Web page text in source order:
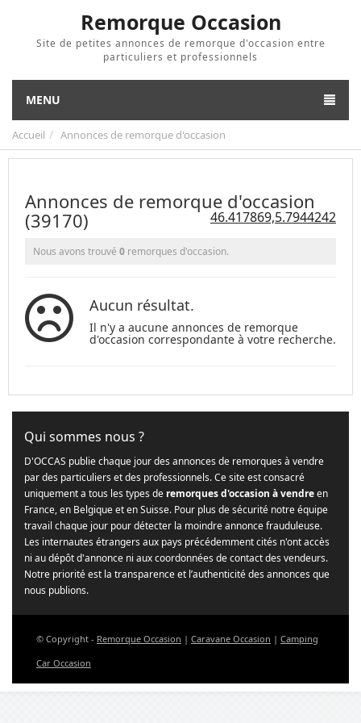
Remorque Occasion
Site de petites annonces de remorque d'occasion entre
particuliers et professionnels
MENU
Accueil Annonces de remorque d'occasion
Annonces de remorque d'occasion
(39170)
46.417869,5.7944242
Nous avons trouvé 0 remorques d'occasion.
Aucun résultat.
Il n'y a aucune annonces de remorque
d'occasion correspondante à votre recherche.
Qui sommes nous ?
D'OCCAS publie chaque jour des annonces de remorques à vendre
par des particuliers et des professionnels. Ce site est consacré
uniquement a tous les types de remorques d'occasion à vendreen
France, en Belgique et en Suisse. Pour plus de sécurité notre équipe
travail chaque jour pour détecter la moindre annonce frauduleuse.
Les internautes étrangers aux pays précédemment cités n'ont accès
ni au dépôt d'annonce ni aux coordonnées de contact des vendeurs.
Notre priorité est la transparence et l’authenticité des annonces que
nous publions.
© Copyright - Remorque Occasion | Caravane Occasion | Camping
Car Occasion